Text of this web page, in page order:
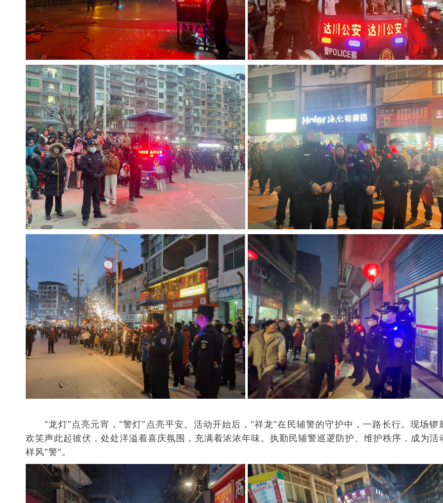
“龙灯”点亮元宵，“警灯”点亮平安。活动开始后，“祥龙”在民辅警的守护中，一路长行。现场锣
欢笑声此起彼伏，处处洋溢着喜庆氛围，充满着浓浓年味。执勤民辅警巡逻防护、维护秩序，成为活
样风“警”。